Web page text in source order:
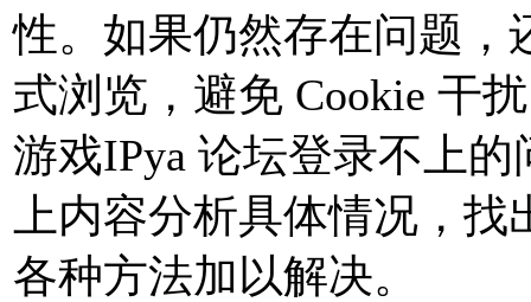
性。如果仍然存在问题，
式浏览，避免 Cookie 干
游戏IPya 论坛登录不上
上内容分析具体情况，
各种方法加以